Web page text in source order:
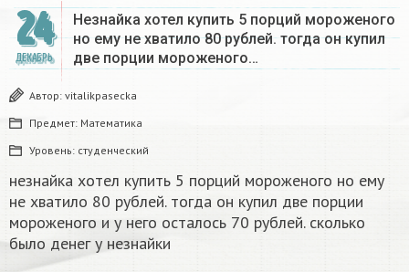
24
ДЕКАБРЬ
Незнайка хотел купить 5 порций мороженого
но ему не хватило 80 рублей. тогда он купил
две порции мороженого…
Автор: vitalikpasecka
Предмет: Математика
Уровень: студенческий
незнайка хотел купить 5 порций мороженого но ему
не хватило 80 рублей. тогда он купил две порции
мороженого и у него осталось 70 рублей. сколько
было денег у незнайки